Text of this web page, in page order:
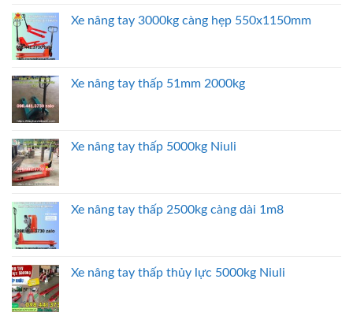
Xe nâng tay 3000kg càng hẹp 550x1150mm
Xe nâng tay thấp 51mm 2000kg
Xe nâng tay thấp 5000kg Niuli
Xe nâng tay thấp 2500kg càng dài 1m8
Xe nâng tay thấp thủy lực 5000kg Niuli